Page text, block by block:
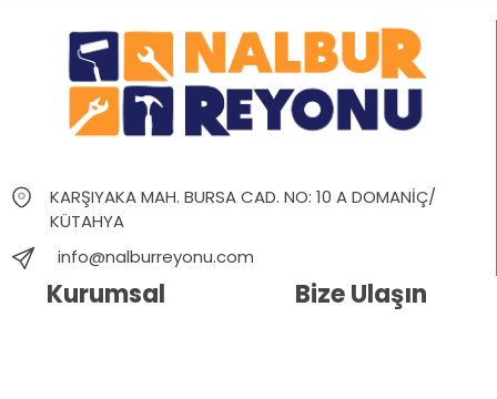
KARŞIYAKA MAH. BURSA CAD. NO: 10 A DOMANİÇ/
KÜTAHYA
info@nalburreyonu.com
Kurumsal Bize Ulaşın